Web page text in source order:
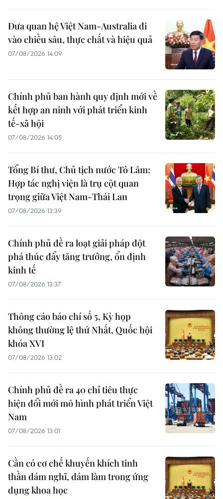
Đưa quan hệ Việt Nam-Australia đi
vào chiều sâu, thực chất và hiệu quả
07/08/2026 14:09
Chính phủ ban hành quy định mới về
kết hợp an ninh với phát triển kinh
tế-xã hội
07/08/2026 14:05
Tổng Bí thư, Chủ tịch nước Tô Lâm:
Hợp tác nghị viện là trụ cột quan
trọng giữa Việt Nam-Thái Lan
07/08/2026 13:39
Chính phủ đề ra loạt giải pháp đột
phá thúc đẩy tăng trưởng, ổn định
kinh tế
07/08/2026 13:37
Thông cáo báo chí số 5, Kỳ họp
không thường lệ thứ Nhất, Quốc hội
khóa XVI
07/08/2026 13:02
Chính phủ đề ra 40 chỉ tiêu thực
hiện đổi mới mô hình phát triển Việt
Nam
07/08/2026 13:01
Cần có cơ chế khuyến khích tinh
thần dám nghĩ, dám làm trong ứng
dụng khoa học